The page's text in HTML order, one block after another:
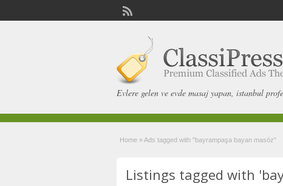
Evlere gelen ve evde masaj yapan, istanbul
Home »Ads tagged with "bayrampaşa bayan masöz"
Listings tagged with